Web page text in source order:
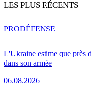
LES PLUS RÉCENTS
L'Ukraine estime que près
dans son armée
06.08.2026
PRODÉFENSE